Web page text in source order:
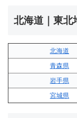
北海道｜東北
北海道
青森県
岩手県
宮城県